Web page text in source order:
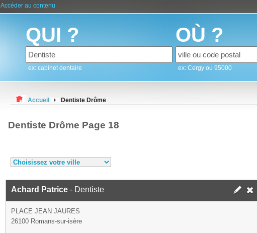
Accéder au contenu
QUI ?
ex: cabinet dentaire
OÙ ?
ex: Cergy ou 95000
Accueil Dentiste Drôme
Dentiste Drôme Page 18
Achard Patrice - Dentiste
PLACE JEAN JAURES
26100 Romans-sur-isère